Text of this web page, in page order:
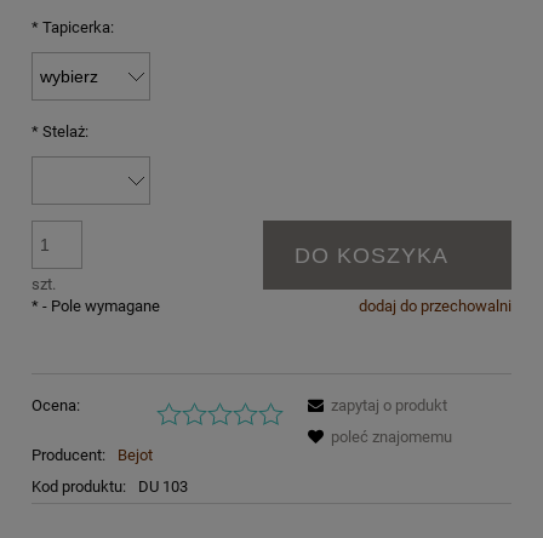
* Tapicerka:
* Stelaż:
szt.
DO KOSZYKA
dodaj do przechowalni
* - Pole wymagane
Ocena:
Producent:
Bejot
Kod produktu:
DU 103
zapytaj o produkt
poleć znajomemu